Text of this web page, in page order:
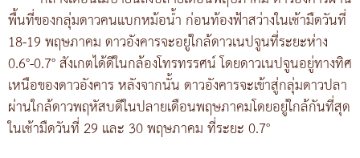
พื้นที่ของกลุ่มดาวคนแบกหม้อน้ำ ก่อนท้องฟ้าสว่างในเช้ามืดวันที่
18-19 พฤษภาคม ดาวอังคารจะอยู่ใกล้ดาวเนปจูนที่ระยะห่าง
0.6°-0.7° สังเกตได้ดีในกล้องโทรทรรศน์ โดยดาวเนปจูนอยู่ทางทิศ
เหนือของดาวอังคาร หลังจากนั้น ดาวอังคารจะเข้าสู่กลุ่มดาวปลา
ผ่านใกล้ดาวพฤหัสบดีในปลายเดือนพฤษภาคมโดยอยู่ใกล้กันที่สุด
ในเช้ามืดวันที่ 29 และ 30 พฤษภาคม ที่ระยะ 0.7°